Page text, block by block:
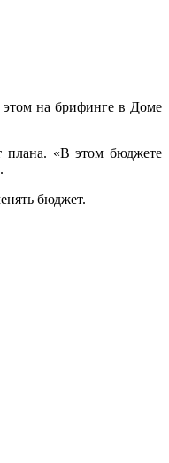
на брифинге в Доме
плана. «В этом бюджете
бюджет.